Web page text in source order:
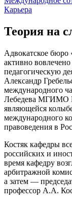
Карьера
Теория на
Адвокатское бюро
активно
педагогическую
Александр
международного
Лебедева МГИМО
являющейся
международного
правоведения в
Костяк кафедры
российских и
время кафедру
арбитражной
а затем —
профессор А.А.